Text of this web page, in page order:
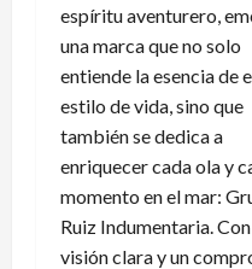
espíritu aventurero,
una marca que no solo
entiende la esencia de
estilo de vida, sino que
también se dedica a
enriquecer cada ola y
momento en el mar:
Ruiz Indumentaria.
visión clara y un